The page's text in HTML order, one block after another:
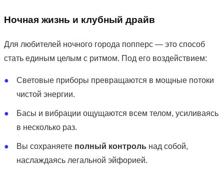
Ночная жизнь и клубный драйв
Для любителей ночного города попперс — это способ
стать единым целым с ритмом. Под его воздействием:
●
Световые приборы превращаются в мощные потоки
чистой энергии.
●
Басы и вибрации ощущаются всем телом, усиливаясь
в несколько раз.
● Вы сохраняете полный контроль над собой,
наслаждаясь легальной эйфорией.